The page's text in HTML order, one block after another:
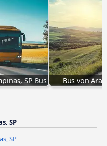
SP Bus Bus von
SP
SP